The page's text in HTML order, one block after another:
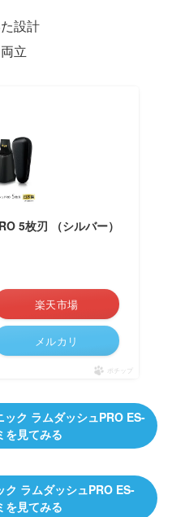
設計
立
5枚刃 （シルバー）
楽天市場
メルカリ
ポチップ
ク ラムダッシュPRO ES-
を見てみる
ラムダッシュPRO ES-
を見てみる